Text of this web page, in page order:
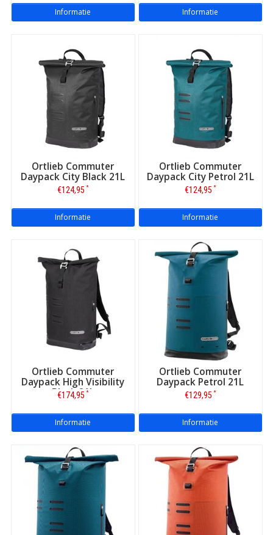
Informatie Informatie
Ortlieb Commuter
Daypack City Black 21L
€124,95 *
Informatie
Ortlieb Commuter
Daypack City Petrol 21L
€124,95 *
Informatie
Ortlieb Commuter
Daypack High Visibility
Black 21L
€174,95 *
Informatie
Ortlieb Commuter
Daypack Petrol 21L
€129,95 *
Informatie